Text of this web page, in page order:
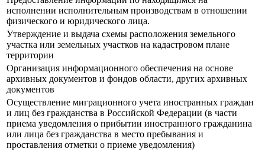
исполнении исполнительным производствам в отношении
физического и юридического лица.
Утверждение и выдача схемы расположения земельного
участка или земельных участков на кадастровом плане
территории
Организация информационного обеспечения на основе
архивных документов и фондов области, других архивных
документов
Осуществление миграционного учета иностранных граждан
и лиц без гражданства в Российской Федерации (в части
приема уведомления о прибытии иностранного гражданина
или лица без гражданства в место пребывания и
проставления отметки о приеме уведомления)